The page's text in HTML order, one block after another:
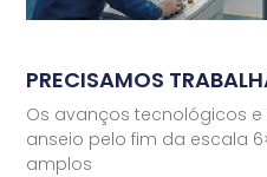
PRECISAMOS
Os avanços tecnológicos
anseio pelo fim da escala
amplos